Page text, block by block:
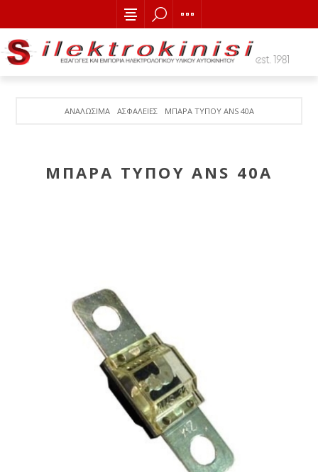
ΑΝΑΛΩΣΙΜΑ ΑΣΦΑΛΕΙΕΣ ΜΠΑΡΑ ΤΥΠΟΥ ANS 40Α
ΜΠΑΡΑ ΤΥΠΟΥ ANS 40Α